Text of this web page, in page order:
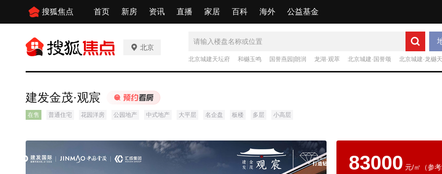
搜狐焦点 首页 新房 资讯 直播 家居 百科 海外 公益基金
北京
北京城建天坛府 和樾玉鸣 国誉燕园|朗润 龙湖·观萃 北京城建·国誉颂 北京城建·龙樾
建发金茂·观宸
在售 普通住宅 花园洋房 公园地产 中式地产 大平层 名企盘 板楼 多层 小高层
83000 元/㎡（参